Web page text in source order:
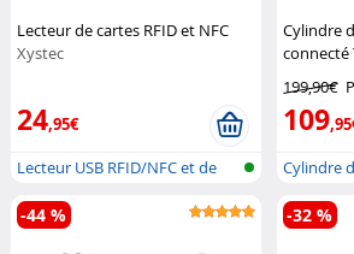
Lecteur de cartes RFID et NFC
Xystec
24,95€
Lecteur USB RFID/NFC et de
cartes à...
Cylindre
connecté
199,90€
109
Cylindre
avec a...
-44 % -32 %